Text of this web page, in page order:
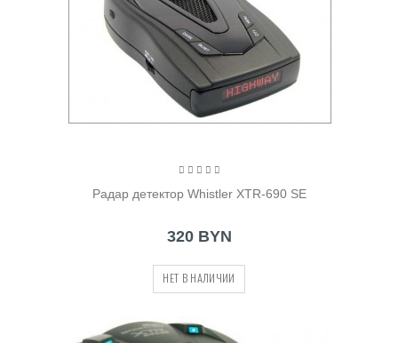
Радар детектор Whistler XTR-690 SE
320 BYN
НЕТ В НАЛИЧИИ